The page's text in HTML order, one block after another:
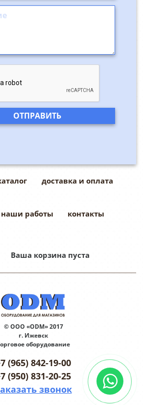
доставка и оплата
наши работы контакты
Ваша корзина пуста
© ООО «ODM» 2017
г. Ижевск
оборудование
(965) 842-19-00
(950) 831-20-25
звонок